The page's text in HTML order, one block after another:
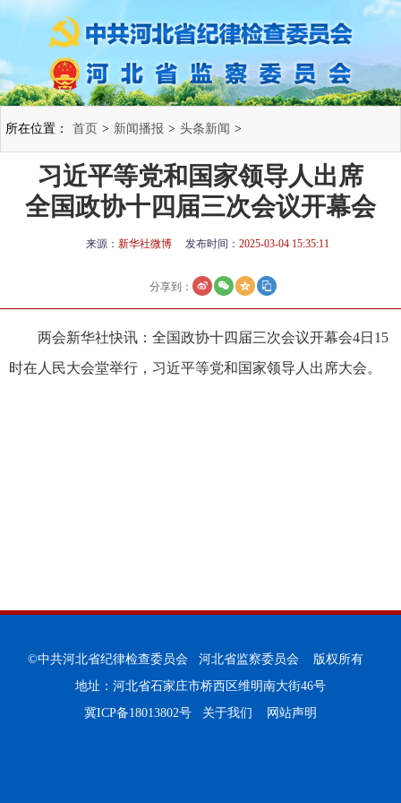
所在位置： 首页 > 新闻播报 > 头条新闻 >
习近平等党和国家领导人出席
全国政协十四届三次会议开幕会
来源： 新华社微博 发布时间： 2025-03-04 15:35:11
分享到：
两会新华社快讯：全国政协十四届三次会议开幕会4日15
时在人民大会堂举行，习近平等党和国家领导人出席大会。
©中共河北省纪律检查委员会 河北省监察委员会 版权所有
地址：河北省石家庄市桥西区维明南大街46号
冀ICP备18013802号
关于我们 网站声明